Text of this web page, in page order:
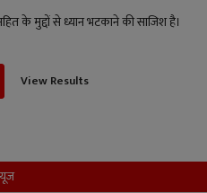
के मुद्दों से ध्यान भटकाने की साजिश है।
View Results